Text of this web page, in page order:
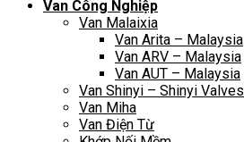
Van Công Nghiệp
Van Malaixia
Van Arita – Malaysia
Van ARV – Malaysia
Van AUT – Malaysia
Van Shinyi – Shinyi Valves
Van Miha
Van Điện Từ